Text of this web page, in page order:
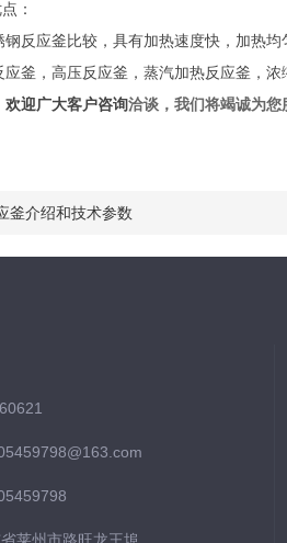
：
反应釜比较，具有加热速度快，加热均
釜，高压反应釜，蒸汽加热反应釜，浓
欢迎广大客户咨询洽谈，我们将竭诚为您
釜介绍和技术参数